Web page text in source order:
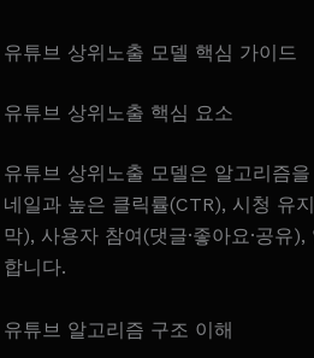
유튜브 상위노출 모델 핵심 가이드
유튜브 상위노출 핵심 요소
유튜브 상위노출 모델은 알고리즘
네일과 높은 클릭률(CTR), 시청 유
막), 사용자 참여(댓글·좋아요·공유
합니다.
유튜브 알고리즘 구조 이해